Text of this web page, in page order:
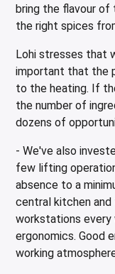
bring the flavour of
the right spices
Lohi stresses that
important that the
to the heating. If
the number of
dozens of
- We've also
few lifting
absence to a
central kitchen
workstations every
ergonomics. Good
working